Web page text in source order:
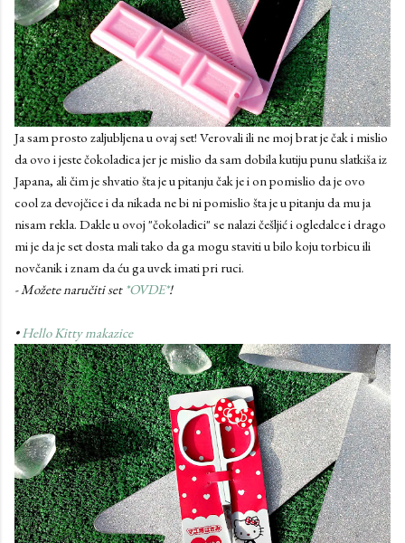
Ja sam prosto zaljubljena u ovaj set! Verovali ili ne moj brat je čak i mislio
da ovo i jeste čokoladica jer je mislio da sam dobila kutiju punu slatkiša iz
Japana, ali čim je shvatio šta je u pitanju čak je i on pomislio da je ovo
cool za devojčice i da nikada ne bi ni pomislio šta je u pitanju da mu ja
nisam rekla. Dakle u ovoj "čokoladici" se nalazi češljić i ogledalce i drago
mi je da je set dosta mali tako da ga mogu staviti u bilo koju torbicu ili
novčanik i znam da ću ga uvek imati pri ruci.
- Možete naručiti set *OVDE*!
•Hello Kitty makazice